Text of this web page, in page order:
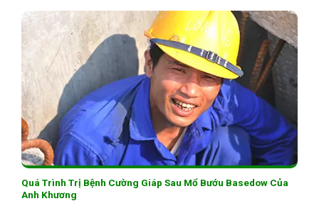
Quá Trình Trị Bệnh Cường Giáp Sau Mổ Bướu Basedow Của
Anh Khương